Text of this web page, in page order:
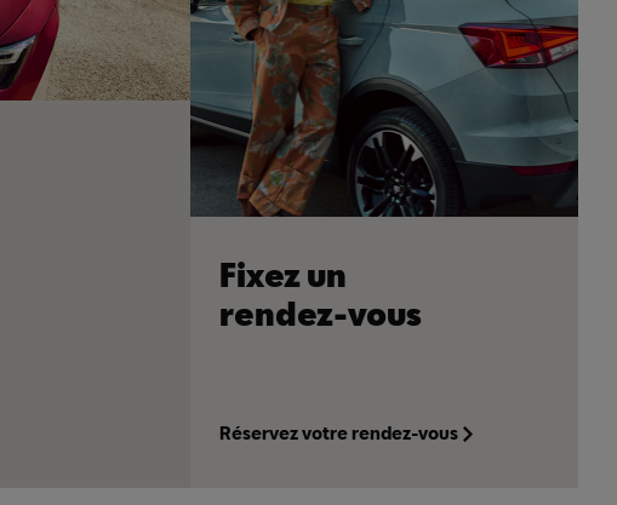
Fixez un
rendez-vous
Réservez votre rendez-vous